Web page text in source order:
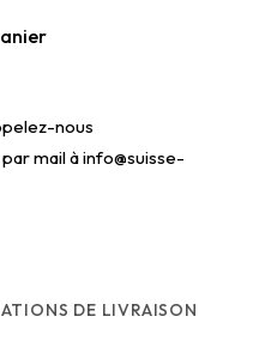
nous
mail àinfo@suisse-
DE LIVRAISON